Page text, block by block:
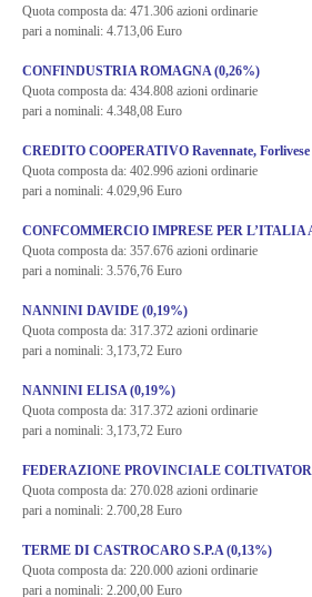
Quota composta da: 471.306 azioni ordinarie
pari a nominali: 4.713,06 Euro
CONFINDUSTRIA ROMAGNA (0,26%)
Quota composta da: 434.808 azioni ordinarie
pari a nominali: 4.348,08 Euro
CREDITO COOPERATIVO Ravennate, Forlivese
Quota composta da: 402.996 azioni ordinarie
pari a nominali: 4.029,96 Euro
CONFCOMMERCIO IMPRESE PER L’ITALIA
Quota composta da: 357.676 azioni ordinarie
pari a nominali: 3.576,76 Euro
NANNINI DAVIDE (0,19%)
Quota composta da: 317.372 azioni ordinarie
pari a nominali: 3,173,72 Euro
NANNINI ELISA (0,19%)
Quota composta da: 317.372 azioni ordinarie
pari a nominali: 3,173,72 Euro
FEDERAZIONE PROVINCIALE
Quota composta da: 270.028 azioni ordinarie
pari a nominali: 2.700,28 Euro
TERME DI CASTROCARO S.P.A (0,13%)
Quota composta da: 220.000 azioni ordinarie
pari a nominali: 2.200,00 Euro